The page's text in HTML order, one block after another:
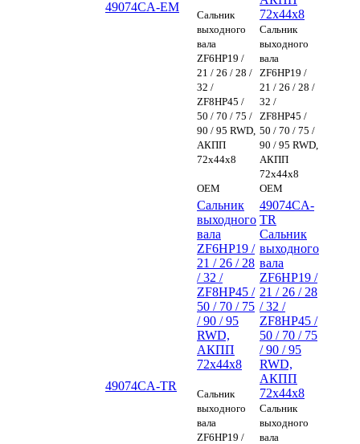
49074CA-EM
Сальник
выходного
вала
ZF6HP19 /
21 / 26 / 28 /
32 /
ZF8HP45 /
50 / 70 / 75 /
90 / 95 RWD,
АКПП
72x44x8
OEM
72x44x8
Сальник
выходного
вала
ZF6HP19 /
21 / 26 / 28 /
32 /
ZF8HP45 /
50 / 70 / 75 /
90 / 95 RWD,
АКПП
72x44x8
OEM
49074CA-TR
Сальник
выходного
вала
ZF6HP19 /
21 / 26 / 28
/ 32 /
ZF8HP45 /
50 / 70 / 75
/ 90 / 95
RWD,
АКПП
72x44x8
Сальник
выходного
вала
ZF6HP19 /
49074CA-
TR
Сальник
выходного
вала
ZF6HP19 /
21 / 26 / 28
/ 32 /
ZF8HP45 /
50 / 70 / 75
/ 90 / 95
RWD,
АКПП
72x44x8
Сальник
выходного
вала